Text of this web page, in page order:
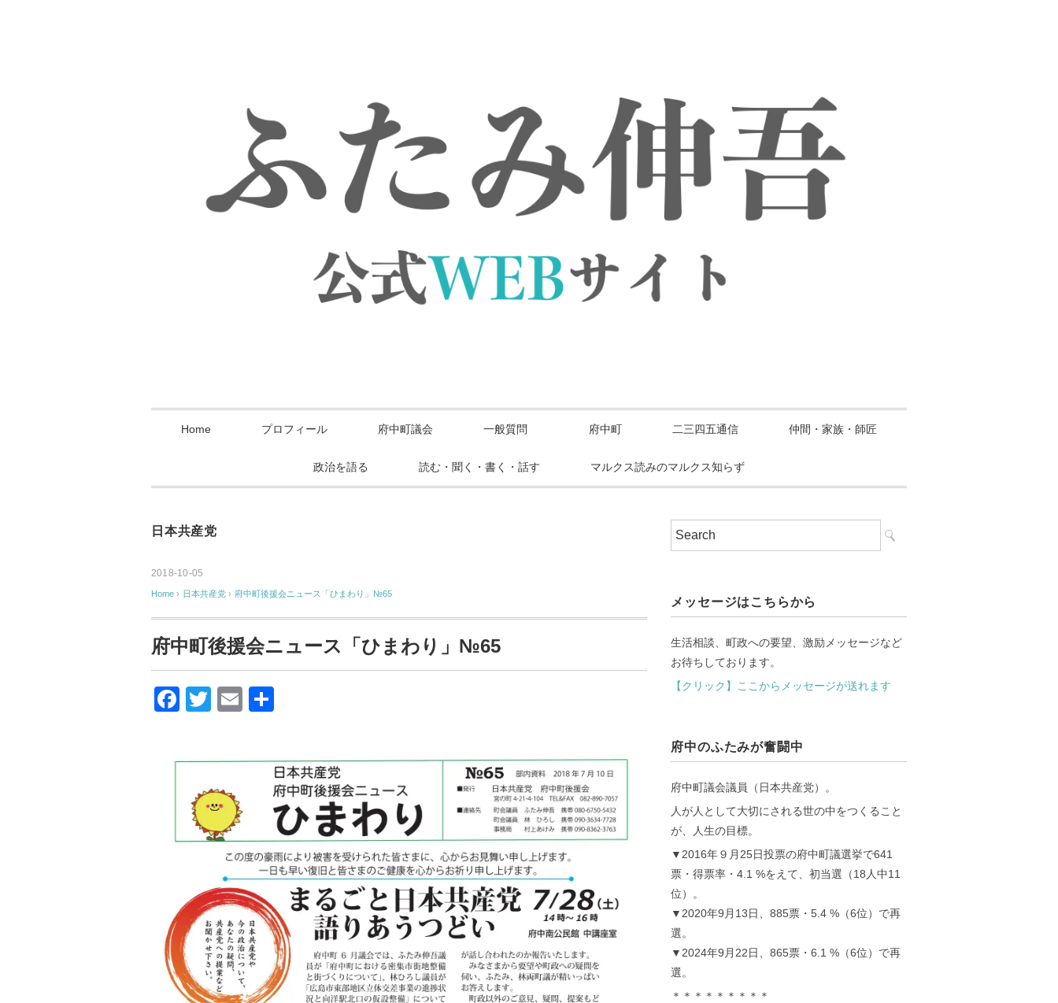
Home プロフィール 府中町議会 一般質問 府中町 二三四五通信 仲間・家族・師匠
政治を語る 読む・聞く・書く・話す マルクス読みのマルクス知らず
日本共産党
2018-10-05
Home › 日本共産党 › 府中町後援会ニュース「ひまわり」№65
府中町後援会ニュース「ひまわり」№65
F
b
o
o
T
E
メッセージはこちらから
生活相談、町政への要望、激励メッセージなど
お待ちしております。
【クリック】ここからメッセージが送れます
府中のふたみが奮闘中
府中町議会議員（日本共産党）。
人が人として大切にされる世の中をつくること
が、人生の目標。
▼2016年９月25日投票の府中町議選挙で641
票・得票率・4.1 %をえて、初当選（18人中11
位）。
▼2020年9月13日、885票・5.4 %（6位）で再
選。
▼2024年9月22日、865票・6.1 %（6位）で再
選。
＊＊＊＊＊＊＊＊＊